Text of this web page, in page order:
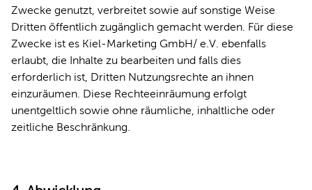
Zwecke genutzt, verbreitet sowie auf sonstige Weise
Dritten öffentlich zugänglich gemacht werden. Für diese
Zwecke ist es Kiel-Marketing GmbH/ e.V. ebenfalls
erlaubt, die Inhalte zu bearbeiten und falls dies
erforderlich ist, Dritten Nutzungsrechte an ihnen
einzuräumen. Diese Rechteeinräumung erfolgt
unentgeltlich sowie ohne räumliche, inhaltliche oder
zeitliche Beschränkung.